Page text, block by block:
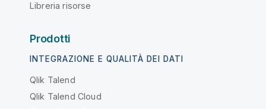
Libreria risorse
Prodotti
INTEGRAZIONE E QUALITÀ DEI DATI
Qlik Talend
Qlik Talend Cloud